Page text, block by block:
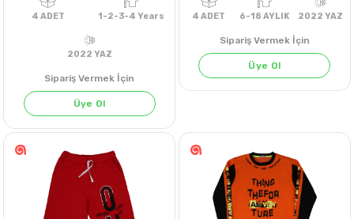
Sipariş Vermek İçin
Üye Ol
Sipariş Vermek İçin
Üye Ol